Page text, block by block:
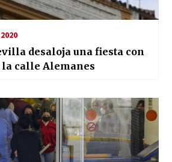
desaloja una fiesta con
la calle Alemanes